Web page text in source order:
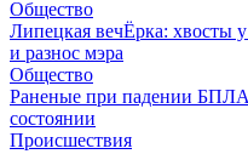
Общество
Липецкая вечЁрка: хвосты
и разнос мэра
Общество
Раненые при падении БПЛА
состоянии
Происшествия